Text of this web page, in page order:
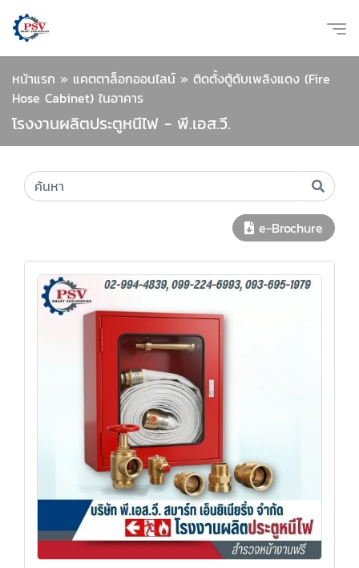
หน้าแรก » แคตตาล็อกออนไลน์ » ติดตั้งตู้ดับเพลิงแดง (Fire
Hose Cabinet) ในอาคาร
โรงงานผลิตประตูหนีไฟ - พี.เอส.วี.
e-Brochure